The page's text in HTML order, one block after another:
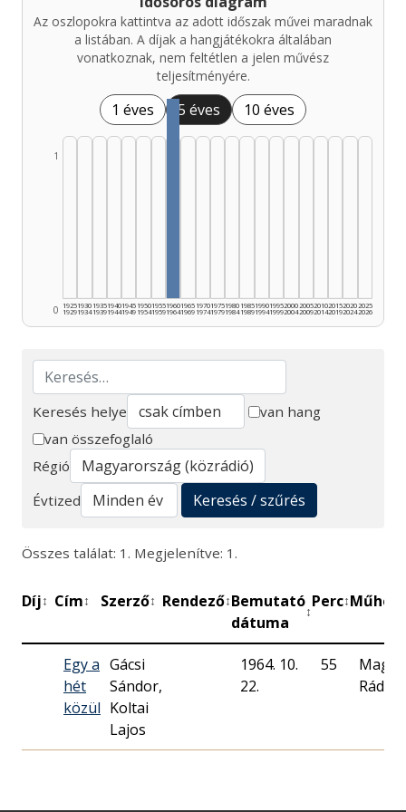
Az oszlopokra kattintva az adott időszak művei maradnak
a listában. A díjak a hangjátékokra általában
vonatkoznak, nem feltétlen a jelen művész
teljesítményére.
1 éves 5 éves 10 éves
0
1
1925
1929
1930
1934
1935
1939
1940
1944
1945
1949
1950
1954
1955
1959
1960
1964
1965
1969
1970
1974
1975
1979
1980
1984
1985
1989
1990
1994
1995
1999
2000
2004
2005
2009
2010
2014
2015
2019
2020
2024
2025
2026
Keresés
Keresés helye
van hang
van összefoglaló
Régió
Évtized
Keresés / szűrés
Összes találat: 1. Megjelenítve: 1.
Díj↕ Cím↕ Szerző↕ Rendező↕Bemutató
dátuma
↕
Perc↕Műhely
Egy a
hét
közül
Gácsi
Sándor,
Koltai
Lajos
1964. 10.
22.
55
Rádió